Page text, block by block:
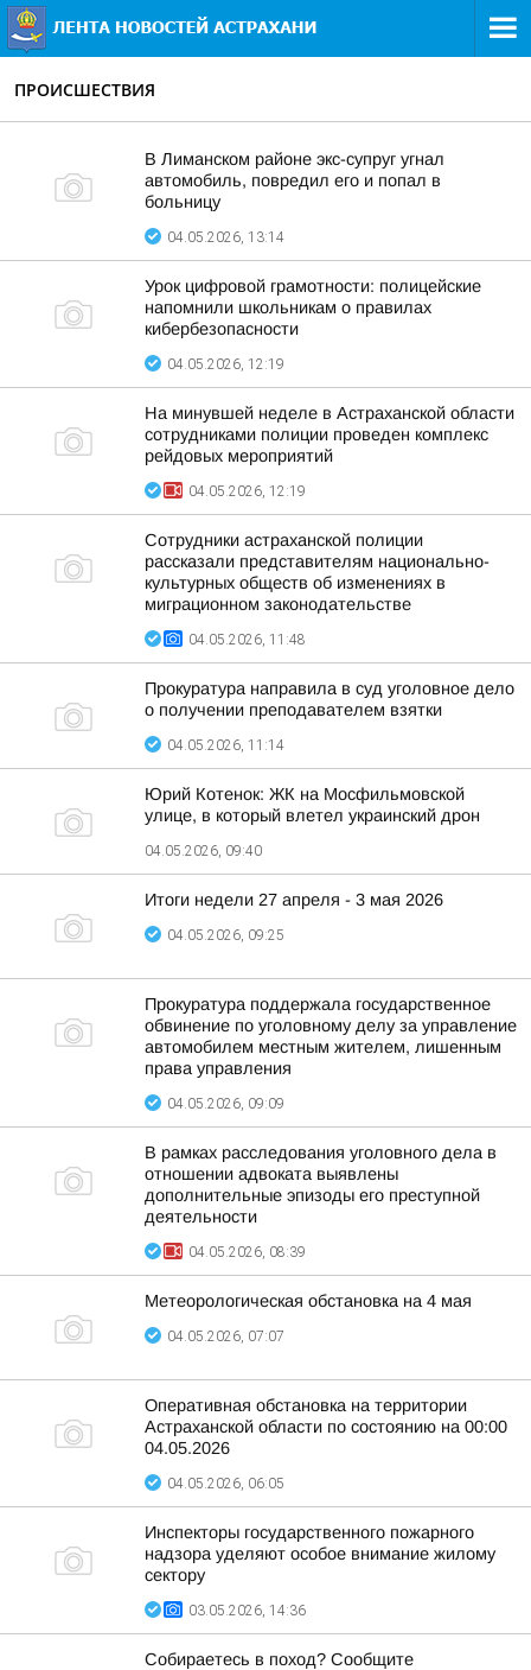
ПРОИСШЕСТВИЯ
В Лиманском районе экс-супруг угнал
автомобиль, повредил его и попал в
больницу
04.05.2026, 13:14
Урок цифровой грамотности: полицейские
напомнили школьникам о правилах
кибербезопасности
04.05.2026, 12:19
На минувшей неделе в Астраханской области
сотрудниками полиции проведен комплекс
рейдовых мероприятий
04.05.2026, 12:19
Сотрудники астраханской полиции
рассказали представителям национально-
культурных обществ об изменениях в
миграционном законодательстве
04.05.2026, 11:48
Прокуратура направила в суд уголовное дело
о получении преподавателем взятки
04.05.2026, 11:14
Юрий Котенок: ЖК на Мосфильмовской
улице, в который влетел украинский дрон
04.05.2026, 09:40
Итоги недели 27 апреля - 3 мая 2026
04.05.2026, 09:25
Прокуратура поддержала государственное
обвинение по уголовному делу за управление
автомобилем местным жителем, лишенным
права управления
04.05.2026, 09:09
В рамках расследования уголовного дела в
отношении адвоката выявлены
дополнительные эпизоды его преступной
деятельности
04.05.2026, 08:39
Метеорологическая обстановка на 4 мая
04.05.2026, 07:07
Оперативная обстановка на территории
Астраханской области по состоянию на 00:00
04.05.2026
04.05.2026, 06:05
Инспекторы государственного пожарного
надзора уделяют особое внимание жилому
сектору
03.05.2026, 14:36
Собираетесь в пoход? Сообщите